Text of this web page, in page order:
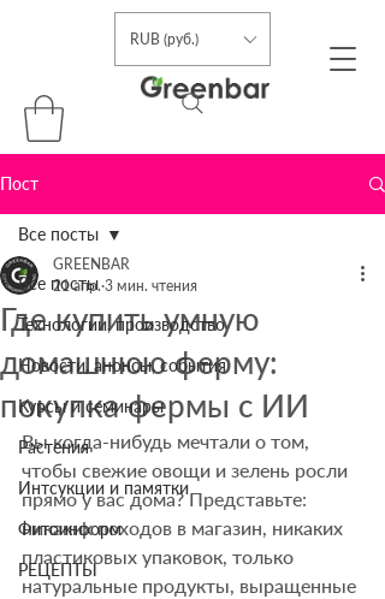
RUB (руб.)
Пост
Все посты
Технологии, производство
Новости, анонсы, события
Курсы и семинары
Растения
Интсукции и памятки
Фитоинформ
РЕЦЕПТЫ
Все посты
Где купить умную
домашнюю ферму:
покупка фермы с ИИ
GREENBAR
21 апр. 3 мин. чтения
Вы когда-нибудь мечтали о том,
чтобы свежие овощи и зелень росли
прямо у вас дома? Представьте:
никаких походов в магазин, никаких
пластиковых упаковок, только
натуральные продукты, выращенные